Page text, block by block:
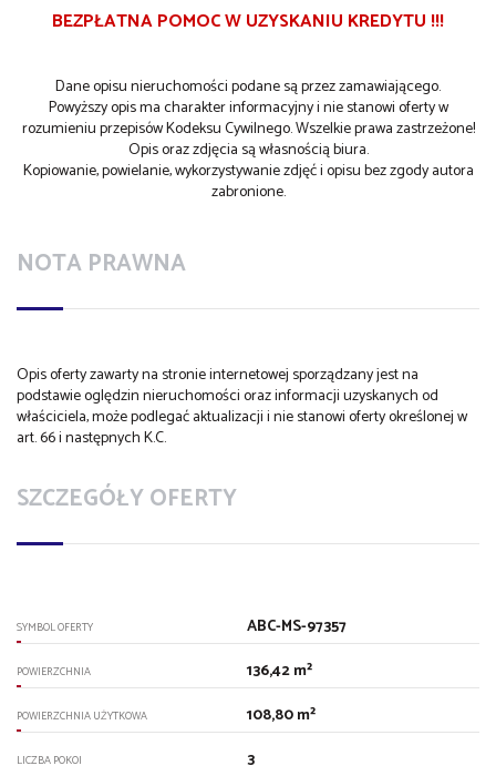
BEZPŁATNA POMOC W UZYSKANIU KREDYTU !!!
Dane opisu nieruchomości podane są przez zamawiającego.
Powyższy opis ma charakter informacyjny i nie stanowi oferty w
rozumieniu przepisów Kodeksu Cywilnego. Wszelkie prawa zastrzeżone!
Opis oraz zdjęcia są własnością biura.
Kopiowanie, powielanie, wykorzystywanie zdjęć i opisu bez zgody autora
zabronione.
NOTA PRAWNA
Opis oferty zawarty na stronie internetowej sporządzany jest na
podstawie oględzin nieruchomości oraz informacji uzyskanych od
właściciela, może podlegać aktualizacji i nie stanowi oferty określonej w
art. 66 i następnych K.C.
SZCZEGÓŁY OFERTY
SYMBOL OFERTY ABC-MS-97357
POWIERZCHNIA 136,42 m²
POWIERZCHNIA UŻYTKOWA 108,80 m²
LICZBA POKOI 3